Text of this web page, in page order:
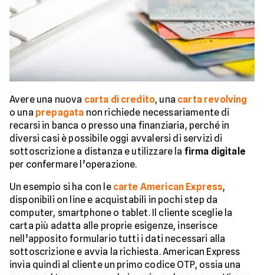
Avere una nuova carta di credito, una carta revolving
o una prepagata non richiede necessariamente di
recarsi in banca o presso una finanziaria, perché in
diversi casi è possibile oggi avvalersi di servizi di
sottoscrizione a distanza e utilizzare la firma digitale
per confermare l’operazione.
Un esempio si ha con le carte American Express,
disponibili on line e acquistabili in pochi step da
computer, smartphone o tablet. Il cliente sceglie la
carta più adatta alle proprie esigenze, inserisce
nell’apposito formulario tutti i dati necessari alla
sottoscrizione e avvia la richiesta. American Express
invia quindi al cliente un primo codice OTP, ossia una